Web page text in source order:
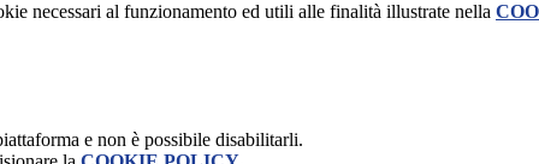
necessari al funzionamento ed utili alle finalità illustrate nella
e non è possibile disabilitarli.